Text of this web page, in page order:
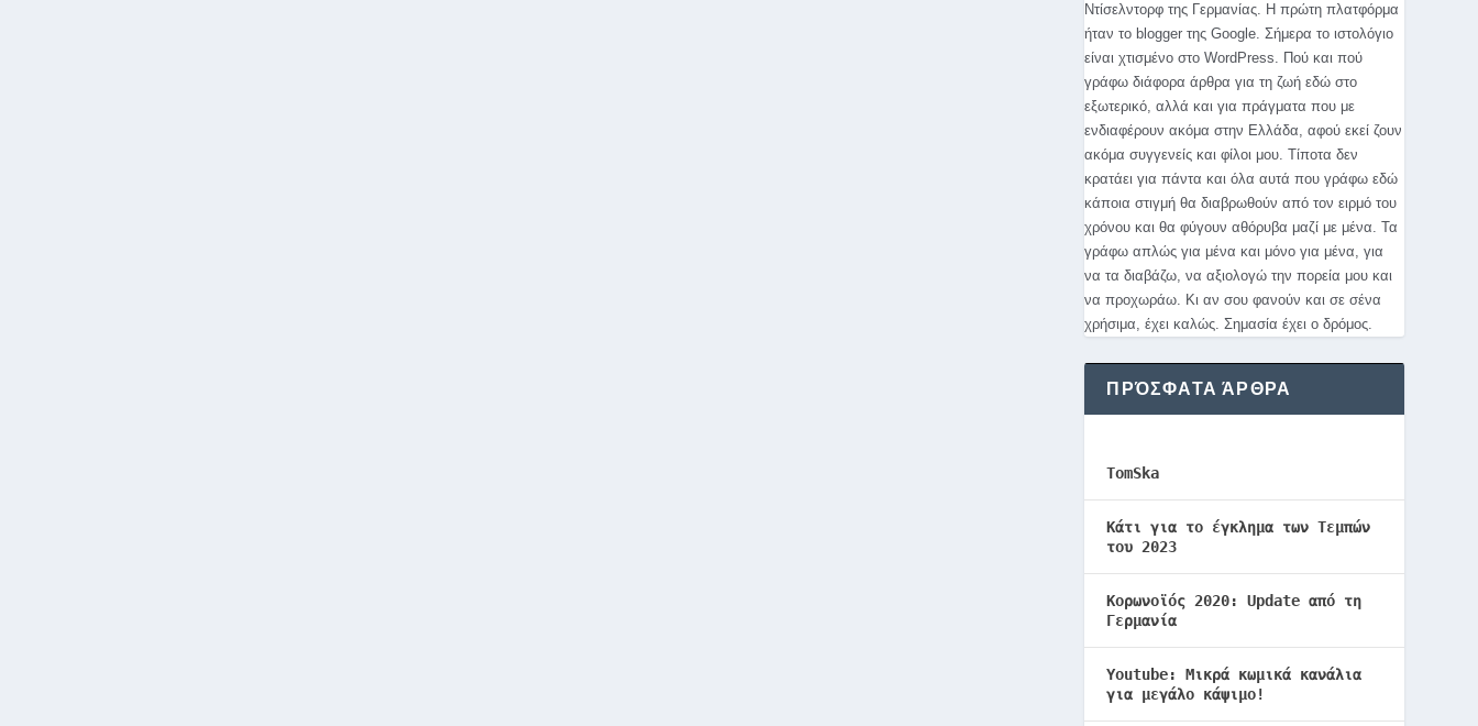
Ντίσελντορφ της Γερμανίας. Η πρώτη πλατφόρμα
ήταν το blogger της Google. Σήμερα το ιστολόγιο
είναι χτισμένο στο WordPress. Πού και πού
γράφω διάφορα άρθρα για τη ζωή εδώ στο
εξωτερικό, αλλά και για πράγματα που με
ενδιαφέρουν ακόμα στην Ελλάδα, αφού εκεί ζουν
ακόμα συγγενείς και φίλοι μου. Τίποτα δεν
κρατάει για πάντα και όλα αυτά που γράφω εδώ
κάποια στιγμή θα διαβρωθούν από τον ειρμό του
χρόνου και θα φύγουν αθόρυβα μαζί με μένα. Τα
γράφω απλώς για μένα και μόνο για μένα, για
να τα διαβάζω, να αξιολογώ την πορεία μου και
να προχωράω. Κι αν σου φανούν και σε σένα
χρήσιμα, έχει καλώς. Σημασία έχει ο δρόμος.
ΠΡΌΣΦΑΤΑ ΆΡΘΡΑ
TomSka
Κάτι για το έγκλημα των Τεμπών
του 2023
Κορωνοϊός 2020: Update από τη
Γερμανία
Youtube: Μικρά κωμικά κανάλια
για μεγάλο κάψιμο!